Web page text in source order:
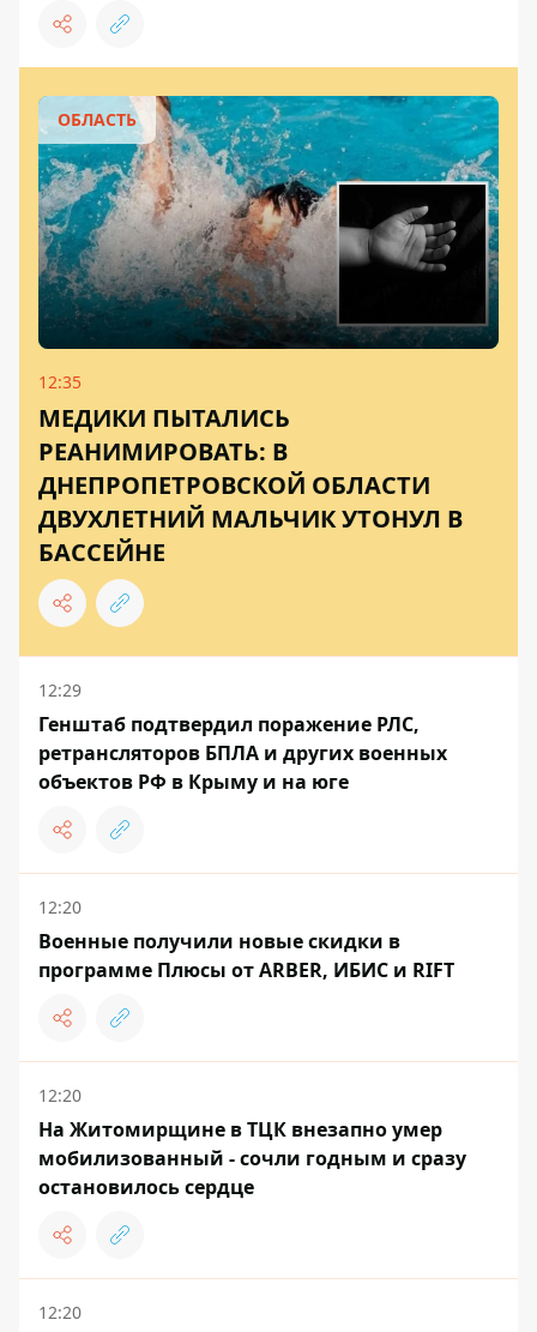
ОБЛАСТЬ
12:35
МЕДИКИ ПЫТАЛИСЬ
РЕАНИМИРОВАТЬ: В
ДНЕПРОПЕТРОВСКОЙ ОБЛАСТИ
ДВУХЛЕТНИЙ МАЛЬЧИК УТОНУЛ В
БАССЕЙНЕ
12:29
Генштаб подтвердил поражение РЛС,
ретрансляторов БПЛА и других военных
объектов РФ в Крыму и на юге
12:20
Военные получили новые скидки в
программе Плюсы от ARBER, ИБИС и RIFT
12:20
На Житомирщине в ТЦК внезапно умер
мобилизованный - сочли годным и сразу
остановилось сердце
12:20